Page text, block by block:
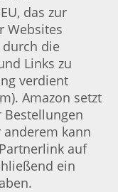
das zur
Websites
die
Links zu
verdient
Amazon setzt
Bestellungen
kann
auf
ein